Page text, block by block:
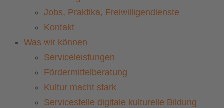
Jobs, Praktika, Freiwilligendienste
Kontakt
Was wir können
Serviceleistungen
Fördermittelberatung
Kultur macht stark
Servicestelle digitale kulturelle Bildung